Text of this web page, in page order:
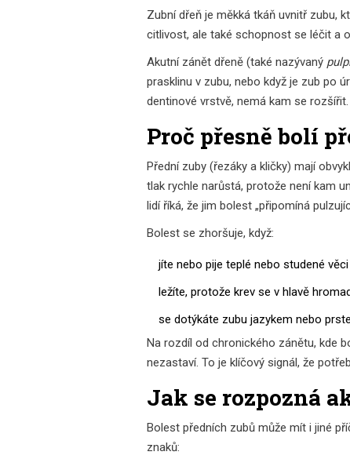
Zubní dřeň je měkká tkáň uvnitř zubu,
citlivost, ale také schopnost se léčit a
Akutní zánět dřeně (také nazývaný
prasklinu v zubu, nebo když je zub po
dentinové vrstvě, nemá kam se
Proč přesně bolí
Přední zuby (řezáky a kličky) mají
tlak rychle narůstá, protože není kam
lidí říká, že jim bolest „připomíná
Bolest se zhoršuje, když:
jíte nebo pije teplé nebo studené věci
ležíte, protože krev se v hlavě
se dotýkáte zubu jazykem nebo
Na rozdíl od chronického zánětu, kde
nezastaví. To je klíčový signál, že
Jak se rozpozná
Bolest předních zubů může mít i jiné
znaků: